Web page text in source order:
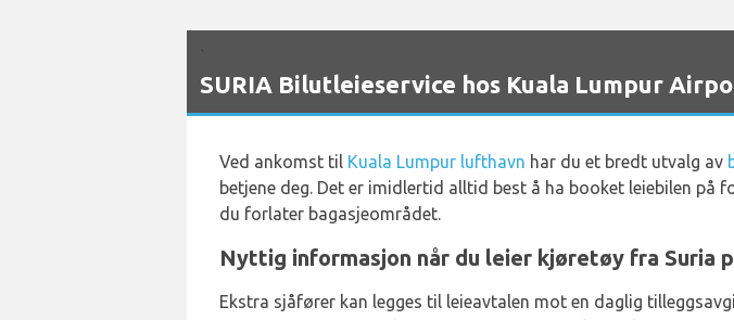
SURIA Bilutleieservice hos Kuala Lumpur
Ved ankomst til Kuala Lumpur lufthavn har du et bredt utvalg av
betjene deg. Det er imidlertid alltid best å ha booket leiebilen
du forlater bagasjeområdet.
Nyttig informasjon når du leier kjøretøy fra Suria
Ekstra sjåfører kan legges til leieavtalen mot en daglig